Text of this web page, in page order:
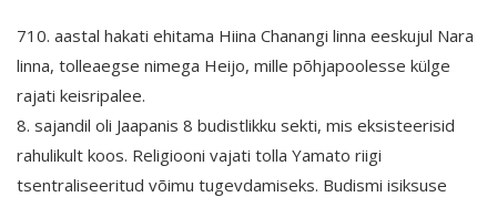
710. aastal hakati ehitama Hiina Chanangi linna eeskujul Nara
linna, tolleaegse nimega Heijo, mille põhjapoolesse külge
rajati keisripalee.
8. sajandil oli Jaapanis 8 budistlikku sekti, mis eksisteerisid
rahulikult koos. Religiooni vajati tolla Yamato riigi
tsentraliseeritud võimu tugevdamiseks. Budismi isiksuse